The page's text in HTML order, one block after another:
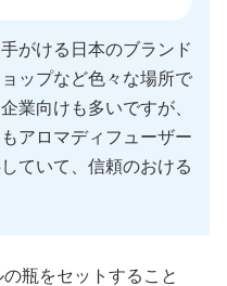
がける日本のブランド
ップなど色々な場所で
業向けも多いですが、
アロマディフューザー
ていて、信頼のおける
瓶をセットすること